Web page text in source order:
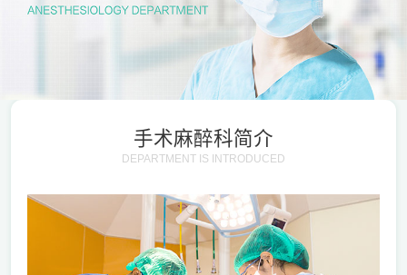
手术麻醉科简介
DEPARTMENT IS INTRODUCED